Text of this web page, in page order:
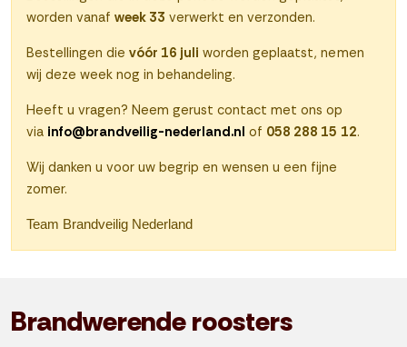
worden vanafweek 33 verwerkt en verzonden.
Bestellingen dievóór 16 juli worden geplaatst, nemen
wij deze week nog in behandeling.
Heeft u vragen? Neem gerust contact met ons op
via info@brandveilig-nederland.nl of 058 288 15 12.
Wij danken u voor uw begrip en wensen u een fijne
zomer.
Team Brandveilig Nederland
Brandwerende roosters